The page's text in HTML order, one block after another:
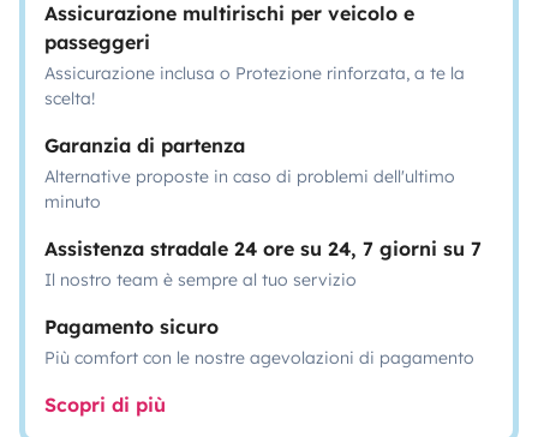
Assicurazione multirischi per veicolo e
passeggeri
Assicurazione inclusa o Protezione rinforzata, a te la
scelta!
Garanzia di partenza
Alternative proposte in caso di problemi dell'ultimo
minuto
Assistenza stradale 24 ore su 24, 7 giorni su 7
Il nostro team è sempre al tuo servizio
Pagamento sicuro
Più comfort con le nostre agevolazioni di pagamento
Scopri di più